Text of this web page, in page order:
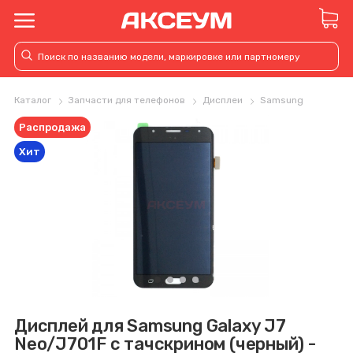
Каталог Запчасти для телефонов Дисплеи Samsung
Дисплей для Samsung Galaxy J7
Neo/J701F с тачскрином (черный) -
Распродажа
Хит